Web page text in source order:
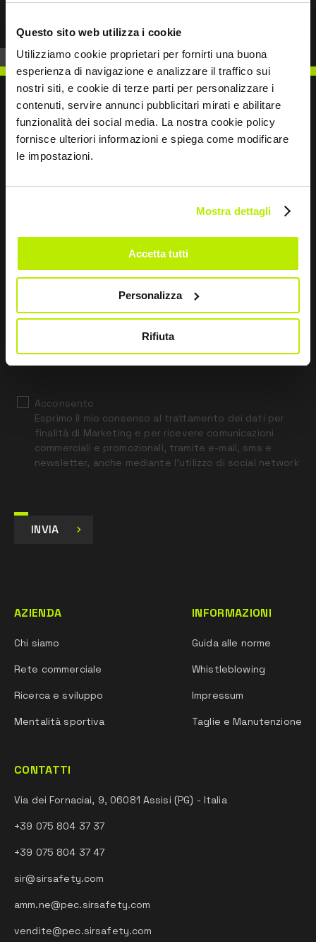
Questo sito web utilizza i cookie
Utilizziamo cookie proprietari per fornirti una buona
esperienza di navigazione e analizzare il traffico sui
nostri siti, e cookie di terze parti per personalizzare i
contenuti, servire annunci pubblicitari mirati e abilitare
funzionalità dei social media. La nostra cookie policy
fornisce ulteriori informazioni e spiega come modificare
le impostazioni.
Mostra dettagli
Accetta tutti
Personalizza
Rifiuta
SCRIVICI
Restiamo in contatto
Leave
this
blank
Acconsento
Esprimo il mio consenso al trattamento dei dati per
finalità di Marketing e per ricevere comunicazioni
commerciali e promozionali, tramite e-mail, sms e
newsletter, anche mediante l’utilizzo di social network
INVIA
AZIENDA
Chi siamo
Rete commerciale
Ricerca e sviluppo
Mentalità sportiva
INFORMAZIONI
Guida alle norme
Whistleblowing
Impressum
Taglie e Manutenzione
CONTATTI
Via dei Fornaciai, 9, 06081 Assisi (PG) - Italia
+39 075 804 37 37
+39 075 804 37 47
sir@sirsafety.com
amm.ne@pec.sirsafety.com
vendite@pec.sirsafety.com